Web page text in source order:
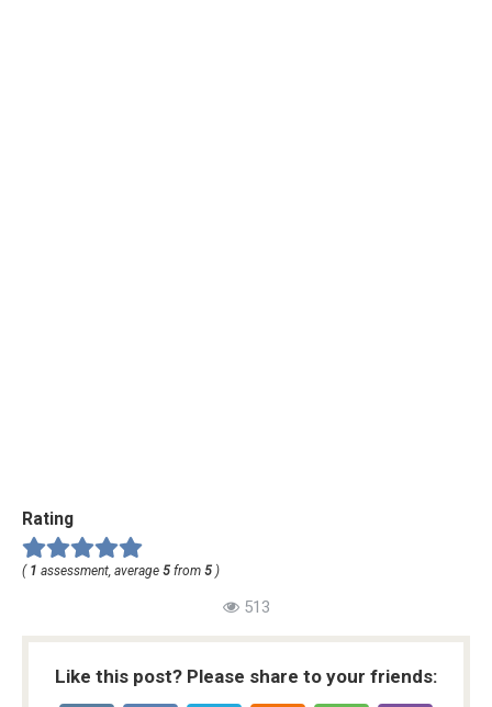
Rating
( 1 assessment, average 5 from 5 )
513
Like this post? Please share to your friends: